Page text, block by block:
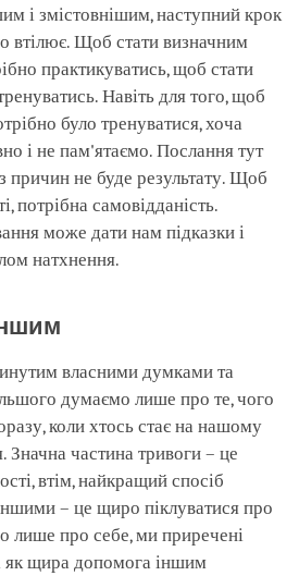
і змістовнішим, наступний крок
втілює. Щоб стати визначним
практикуватись, щоб стати
Навіть для того, щоб
було тренуватися, хоча
і не пам'ятаємо. Послання тут
причин не буде результату. Щоб
потрібна самовідданість.
може дати нам підказки і
натхнення.
власними думками та
думаємо лише про те, чого
коли хтось стає на нашому
частина тривоги – це
втім, найкращий спосіб
– це щиро піклуватися про
про себе, ми приречені
як щира допомога іншим